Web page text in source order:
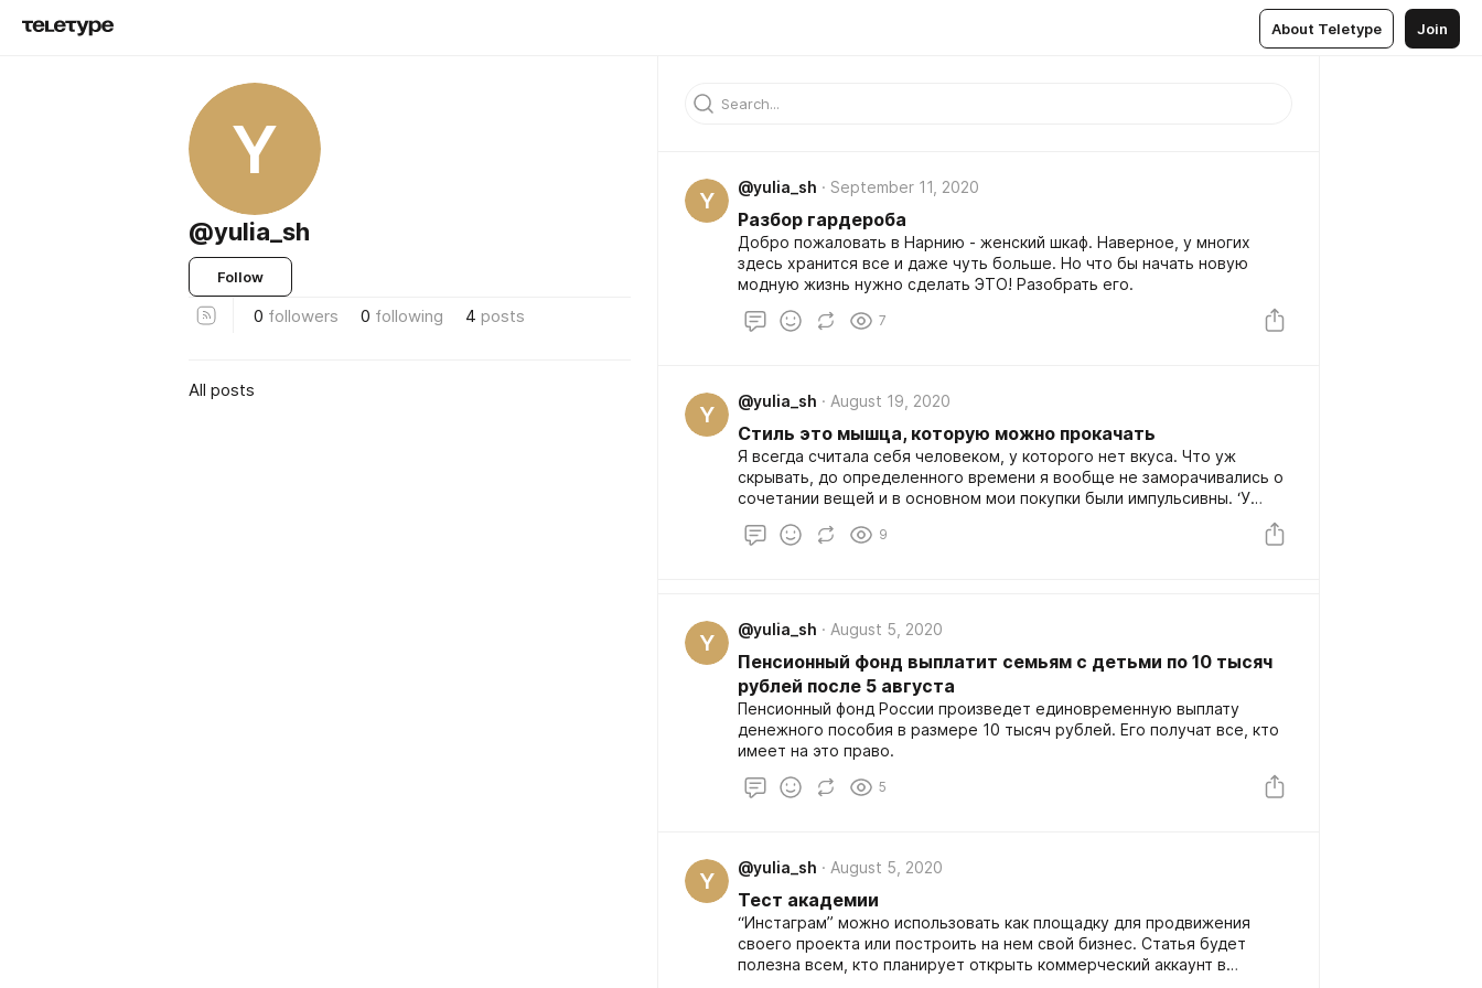
About Teletype Join
Y
@yulia_sh
Follow
0 followers 0 following 4 posts
All posts
Y
@yulia_sh September 11, 2020
Разбор гардероба
Добро пожаловать в Нарнию - женский шкаф. Наверное, у многих
здесь хранится все и даже чуть больше. Но что бы начать новую
модную жизнь нужно сделать ЭТО! Разобрать его.
7
Y
@yulia_sh August 19, 2020
Стиль это мышца, которую можно прокачать
Я всегда считала себя человеком, у которого нет вкуса. Что уж
скрывать, до определенного времени я вообще не заморачивались о
сочетании вещей и в основном мои покупки были импульсивны. ‘У
9
Y
@yulia_sh August 5, 2020
Пенсионный фонд выплатит семьям с детьми по 10 тысяч
рублей после 5 августа
Пенсионный фонд России произведет единовременную выплату
денежного пособия в размере 10 тысяч рублей. Его получат все, кто
имеет на это право.
5
Y
@yulia_sh August 5, 2020
Тест академии
“Инстаграм” можно использовать как площадку для продвижения
своего проекта или построить на нем свой бизнес. Статья будет
полезна всем, кто планирует открыть коммерческий аккаунт в